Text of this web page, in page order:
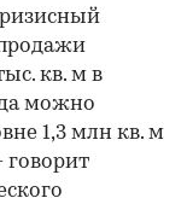
кв. м в
можно
1,3 млн кв. м
говорит